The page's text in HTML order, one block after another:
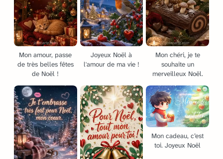
Mon amour, passe
de très belles fêtes
de Noël !
Joyeux Noël à
l'amour de ma vie !
Mon chéri, je te
souhaite un
merveilleux Noël.
Mon cadeau, c’est
toi. Joyeux Noël